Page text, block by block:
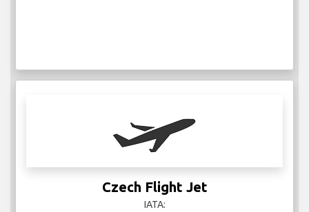
Czech Flight Jet
IATA: